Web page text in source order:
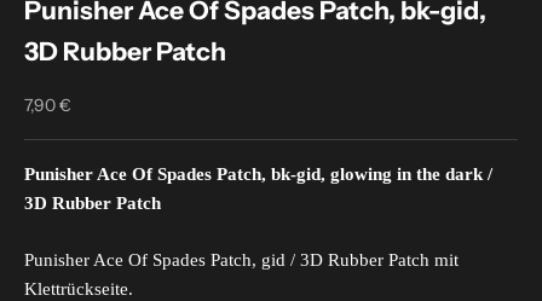
Punisher Ace Of Spades Patch, bk-gid,
3D Rubber Patch
Sale price
7,90 €
Punisher Ace Of Spades Patch, bk-gid, glowing in the dark /
3D Rubber Patch
Punisher Ace Of Spades Patch, gid / 3D Rubber Patch mit
Klettrückseite.